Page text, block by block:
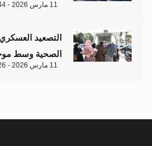
11 مارس 2026 - 13:44
التصعيد
الصحية وسط
11 مارس 2026 - 10:26